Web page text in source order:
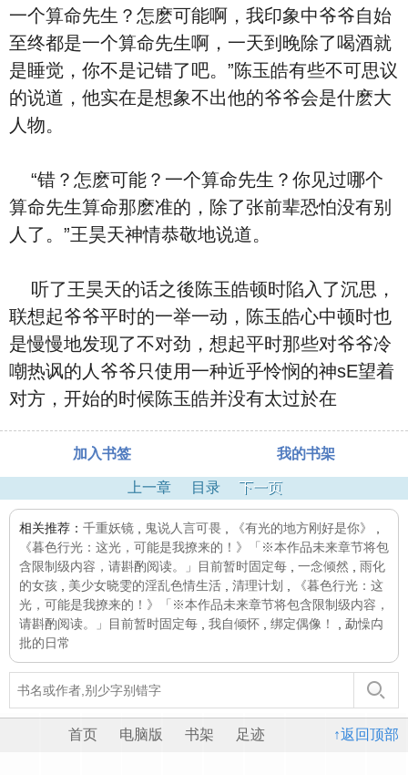
一个算命先生？怎麽可能啊，我印象中爷爷自始
至终都是一个算命先生啊，一天到晚除了喝酒就
是睡觉，你不是记错了吧。”陈玉皓有些不可思议
的说道，他实在是想象不出他的爷爷会是什麽大
人物。
“错？怎麽可能？一个算命先生？你见过哪个
算命先生算命那麽准的，除了张前辈恐怕没有别
人了。”王昊天神情恭敬地说道。
听了王昊天的话之後陈玉皓顿时陷入了沉思，
联想起爷爷平时的一举一动，陈玉皓心中顿时也
是慢慢地发现了不对劲，想起平时那些对爷爷冷
嘲热讽的人爷爷只使用一种近乎怜悯的神sE望着
对方，开始的时候陈玉皓并没有太过於在
加入书签 我的书架
上一章 目录 下一页
相关推荐： 千重妖镜 鬼说人言可畏 《有光的地方刚好是你》
《暮色行光：这光，可能是我撩来的！》「※本作品未来章节将包
含限制级内容，请斟酌阅读。」目前暂时固定每
一念倾然
雨化
的女孩
美少女晓雯的淫乱色情生活 清理计划
《暮色行光：这
光，可能是我撩来的！》「※本作品未来章节将包含限制级内容，
请斟酌阅读。」目前暂时固定每
我自倾怀 绑定偶像！
勐懆禸
批的日常
↑返回顶部
首页 电脑版 书架 足迹